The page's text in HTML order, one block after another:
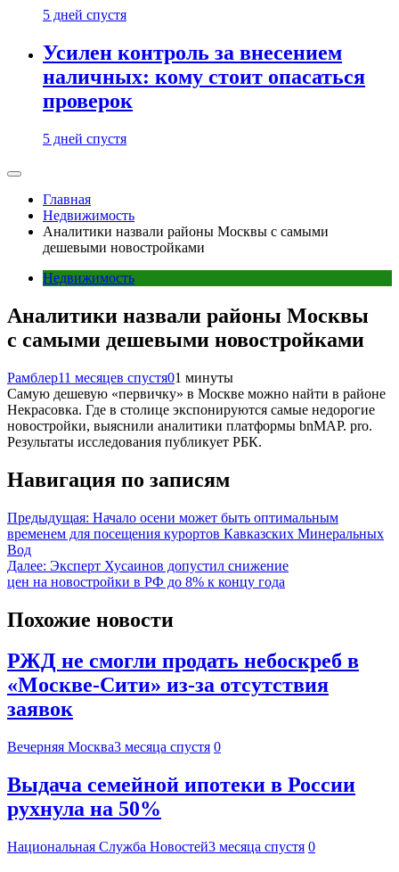
5 дней спустя
Усилен контроль за внесением
наличных: кому стоит опасаться
проверок
5 дней спустя
Главная
Недвижимость
Аналитики назвали районы Москвы с самыми
дешевыми новостройками
Недвижимость
Аналитики назвали районы Москвы
с самыми дешевыми новостройками
Рамблер11 месяцев спустя01 минуты
Самую дешевую «первичку» в Москве можно найти в районе
Некрасовка. Где в столице экспонируются самые недорогие
новостройки, выяснили аналитики платформы bnMAP. pro.
Результаты исследования публикует РБК.
Навигация по записям
Предыдущая: Начало осени может быть оптимальным
временем для посещения курортов Кавказских Минеральных
Вод
Далее: Эксперт Хусаинов допустил снижение
цен на новостройки в РФ до 8% к концу года
Похожие новости
РЖД не смогли продать небоскреб в
«Москве-Сити» из-за отсутствия
заявок
Вечерняя Москва3 месяца спустя 0
Выдача семейной ипотеки в России
рухнула на 50%
Национальная Служба Новостей3 месяца спустя 0